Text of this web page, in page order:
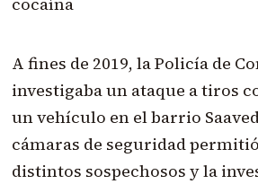
A fines de 2019, la Policía de
investigaba un ataque a tiros
un vehículo en el barrio
cámaras de seguridad
distintos sospechosos y la